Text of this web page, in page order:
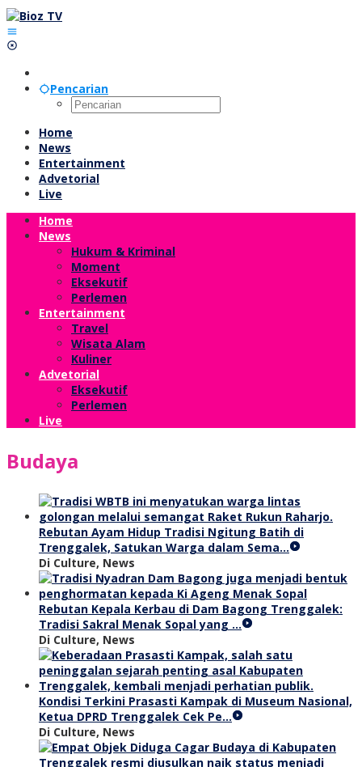
Lewati
ke
konten
Pencarian
Home
News
Entertainment
Advetorial
Live
Home
News
Hukum & Kriminal
Moment
Eksekutif
Perlemen
Entertainment
Travel
Wisata Alam
Kuliner
Advetorial
Eksekutif
Perlemen
Live
Budaya
Rebutan Ayam Hidup Tradisi Ngitung Batih di
Trenggalek, Satukan Warga dalam Sema…
Di Culture, News
Rebutan Kepala Kerbau di Dam Bagong Trenggalek:
Tradisi Sakral Menak Sopal yang …
Di Culture, News
Kondisi Terkini Prasasti Kampak di Museum Nasional,
Ketua DPRD Trenggalek Cek Pe…
Di Culture, News